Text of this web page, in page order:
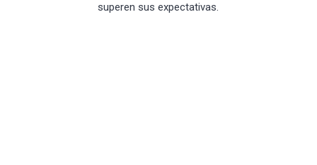
superen sus expectativas.